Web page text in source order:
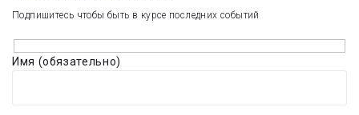
Подпишитесь чтобы быть в курсе последних событий
Имя (обязательно)